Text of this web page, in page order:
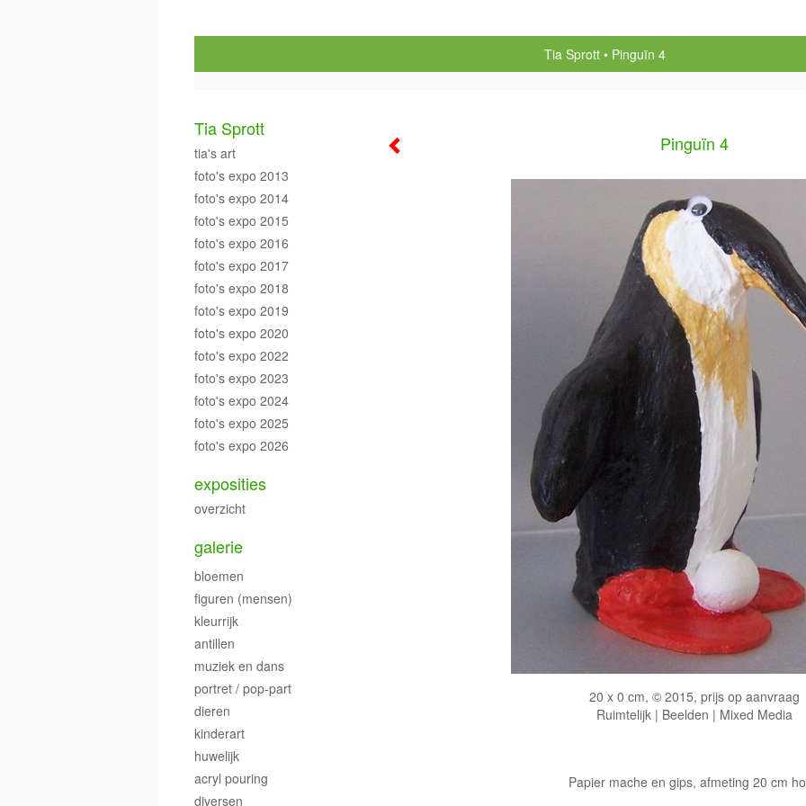
Tia Sprott Pinguïn 4
Pinguïn 4
20 x 0 cm, © 2015, prijs op aanvraag
Ruimtelijk | Beelden | Mixed Media
Papier mache en gips, afmeting 20 cm
Tia Sprott
tia's art
foto's expo 2013
foto's expo 2014
foto's expo 2015
foto's expo 2016
foto's expo 2017
foto's expo 2018
foto's expo 2019
foto's expo 2020
foto's expo 2022
foto's expo 2023
foto's expo 2024
foto's expo 2025
foto's expo 2026
exposities
overzicht
galerie
bloemen
figuren (mensen)
kleurrijk
antillen
muziek en dans
portret / pop-part
dieren
kinderart
huwelijk
acryl pouring
diversen